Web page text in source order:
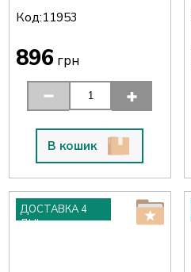
Код:11953
896 грн
В кошик
ДОСТАВКА 4
ДНІ